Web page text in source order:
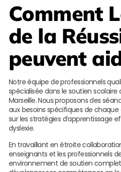
Comment
de la
peuvent
Notre équipe de professionnels
spécialisée dans le soutien scolaire
Marseille. Nous proposons des
aux besoins spécifiques de
sur les stratégies d’apprentissage
dyslexie.
En travaillant en étroite
enseignants et les professionnels
environnement de soutien